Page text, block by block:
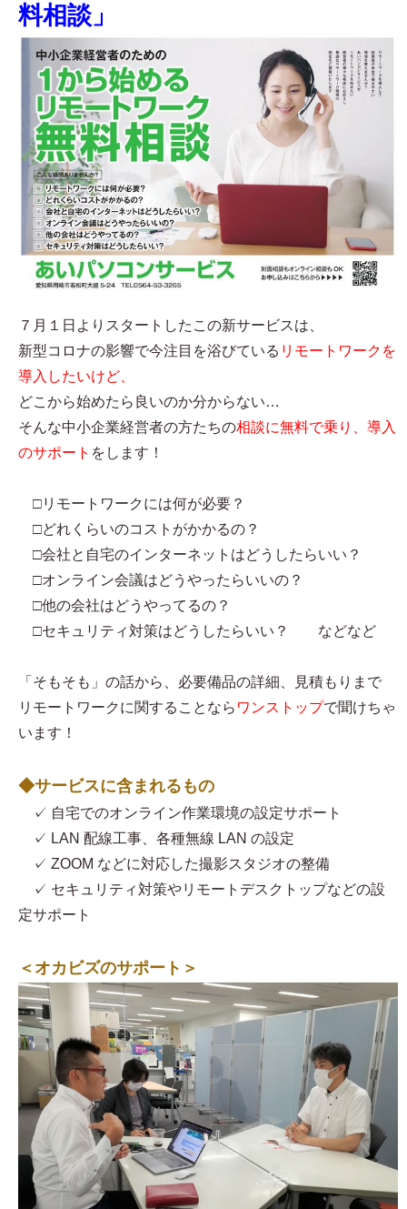
料相談」
７月１日よりスタートしたこの新サービスは、
新型コロナの影響で今注目を浴びている リモートワークを
導入したいけど、
どこから始めたら良いのか分からない…
そんな中小企業経営者の方たちの相談に無料で乗り、導入
のサポート をします！
□リモートワークには何が必要？
□どれくらいのコストがかかるの？
□会社と自宅のインターネットはどうしたらいい？
□オンライン会議はどうやったらいいの？
□他の会社はどうやってるの？
□セキュリティ対策はどうしたらいい？ などなど
「そもそも」の話から、必要備品の詳細、見積もりまで
リモートワークに関することなら ワンストップで聞けちゃ
います！
◆サービスに含まれるもの
✓ 自宅でのオンライン作業環境の設定サポート
✓ LAN 配線工事、各種無線 LAN の設定
✓ ZOOM などに対応した撮影スタジオの整備
✓ セキュリティ対策やリモートデスクトップなどの設
定サポート
＜オカビズのサポート＞